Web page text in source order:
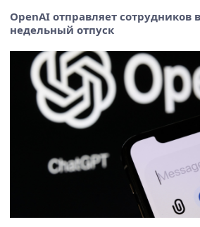
OpenAI отправляет сотрудников
недельный отпуск